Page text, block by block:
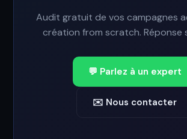
Audit gratuit de vos campagnes
création from scratch. Réponse
💬 Parlez à un expert
✉️ Nous contacter